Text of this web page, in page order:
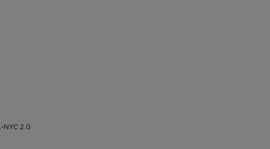
NYC 2.0